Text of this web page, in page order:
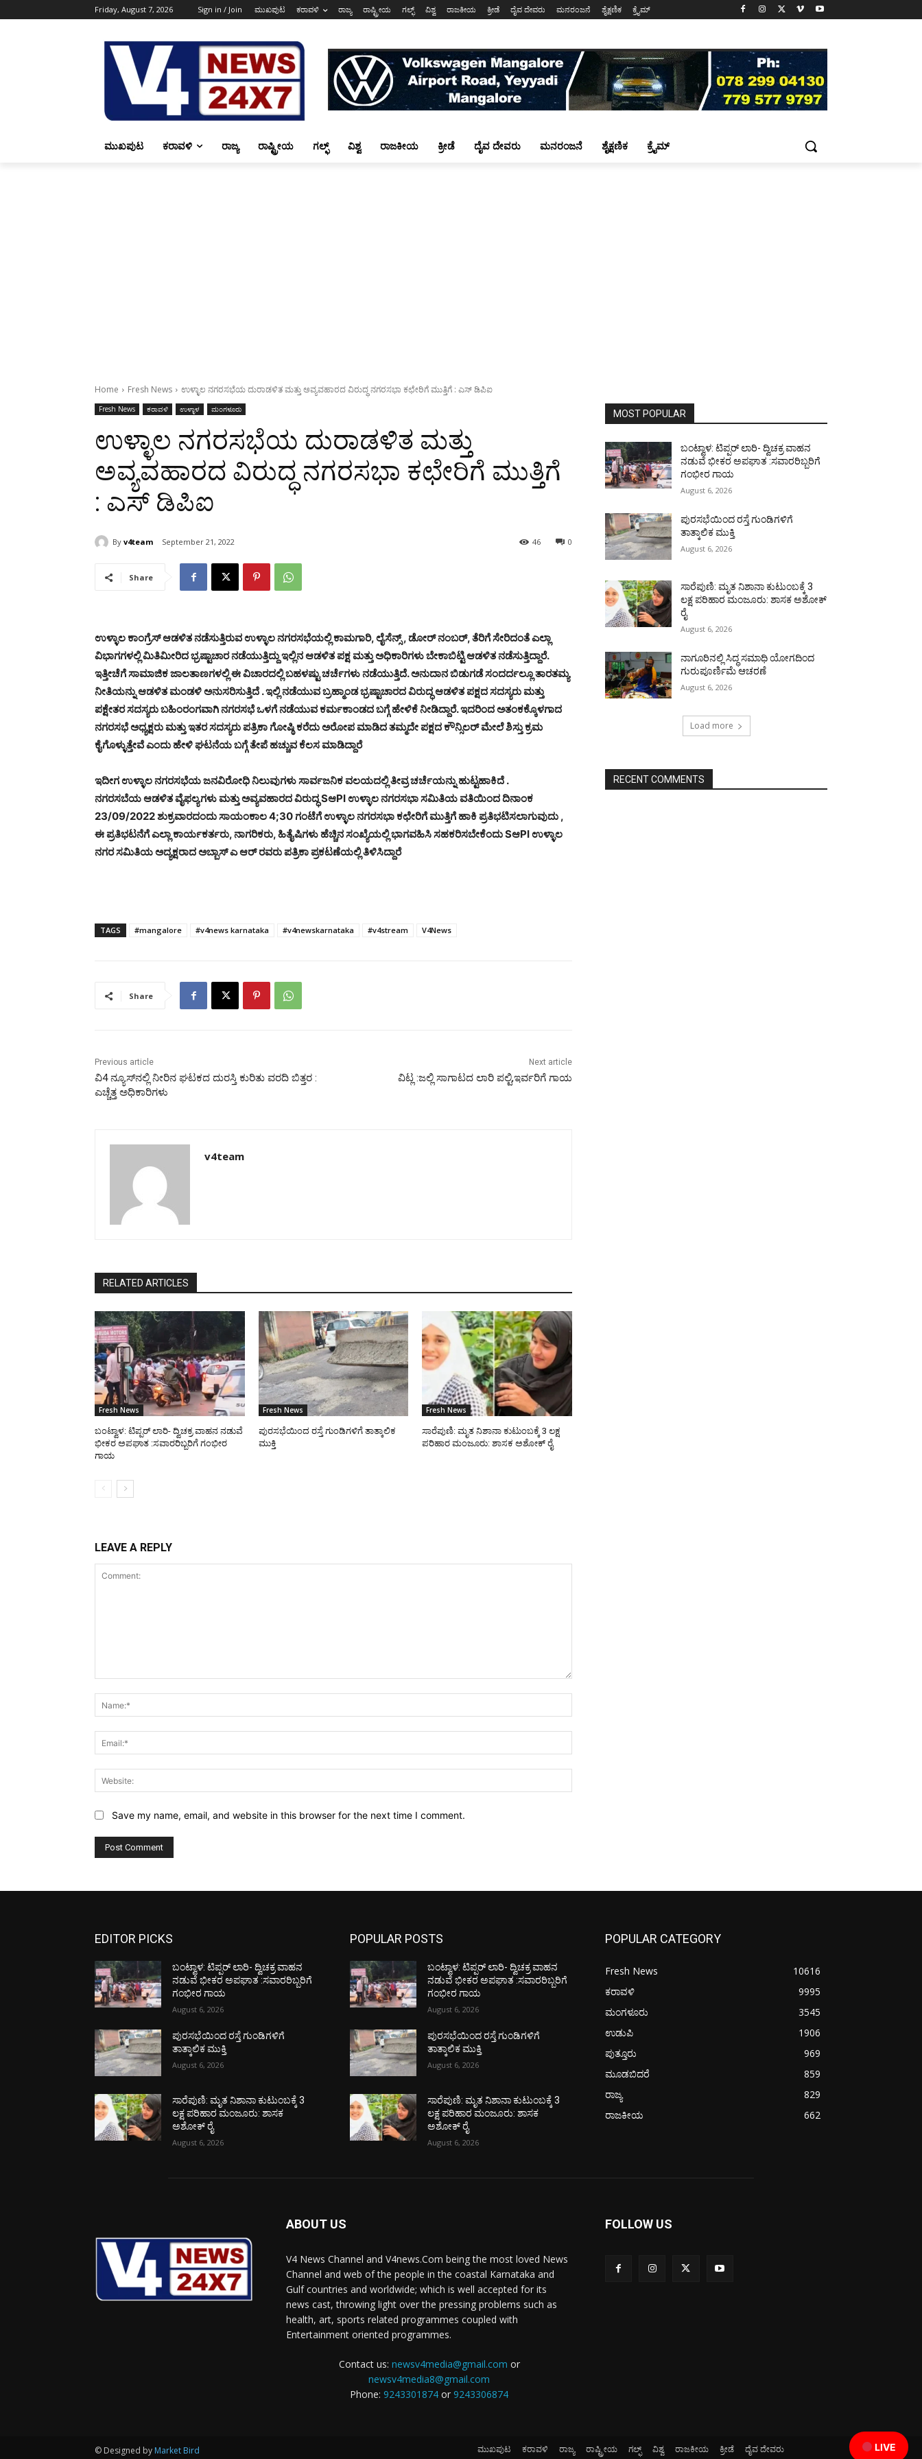
LIVE
Friday, August 7, 2026 Sign in / Join ಮುಖಪುಟ ಕರಾವಳಿ ರಾಜ್ಯ ರಾಷ್ಟ್ರೀಯ ಗಲ್ಫ್ ವಿಶ್ವ ರಾಜಕೀಯ ಕ್ರೀಡೆ ದೈವ ದೇವರು ಮನರಂಜನೆ ಶೈಕ್ಷಣಿಕ ಕ್ರೈಮ್
ಮುಖಪುಟ ಕರಾವಳಿ ರಾಜ್ಯ ರಾಷ್ಟ್ರೀಯ ಗಲ್ಫ್ ವಿಶ್ವ ರಾಜಕೀಯ ಕ್ರೀಡೆ ದೈವ ದೇವರು ಮನರಂಜನೆ ಶೈಕ್ಷಣಿಕ ಕ್ರೈಮ್
Home Fresh News ಉಳ್ಳಾಲ ನಗರಸಭೆಯ ದುರಾಡಳಿತ ಮತ್ತು ಅವ್ಯವಹಾರದ ವಿರುದ್ಧ ನಗರಸಭಾ ಕಛೇರಿಗೆ ಮುತ್ತಿಗೆ : ಎಸ್ ಡಿಪಿಐ
Fresh News ಕರಾವಳಿ ಉಳ್ಳಾಳ ಮಂಗಳೂರು
ಉಳ್ಳಾಲ ನಗರಸಭೆಯ ದುರಾಡಳಿತ ಮತ್ತು
ಅವ್ಯವಹಾರದ ವಿರುದ್ಧ ನಗರಸಭಾ ಕಛೇರಿಗೆ ಮುತ್ತಿಗೆ
: ಎಸ್ ಡಿಪಿಐ
By v4team September 21, 2022 0
46
Share
ಉಳ್ಳಾಲ ಕಾಂಗ್ರೆಸ್ ಆಡಳಿತ ನಡೆಸುತ್ತಿರುವ ಉಳ್ಳಾಲ ನಗರಸಭೆಯಲ್ಲಿ ಕಾಮಗಾರಿ, ಲೈಸೆನ್ಸ್ , ಡೋರ್ ನಂಬರ್, ತೆರಿಗೆ ಸೇರಿದಂತೆ ಎಲ್ಲಾ
ವಿಭಾಗಗಳಲ್ಲಿ ಮಿತಿಮೀರಿದ ಭ್ರಷ್ಟಾಚಾರ ನಡೆಯುತ್ತಿದ್ದು ಇಲ್ಲಿನ ಆಡಳಿತ ಪಕ್ಷ ಮತ್ತು ಅಧಿಕಾರಿಗಳು ಬೇಕಾಬಿಟ್ಟಿ ಆಡಳಿತ ನಡೆಸುತ್ತಿದ್ದಾರೆ.
ಇತ್ತೀಚೆಗೆ ಸಾಮಾಜಿಕ ಜಾಲತಾಣಗಳಲ್ಲಿ ಈ ವಿಚಾರದಲ್ಲಿ ಬಹಳಷ್ಟು ಚರ್ಚೆಗಳು ನಡೆಯುತ್ತಿದೆ. ಅನುದಾನ ಬಿಡುಗಡೆ ಸಂದರ್ದಲ್ಲೂ ತಾರತಮ್ಯ
ನೀತಿಯನ್ನು ಆಡಳಿತ ಮಂಡಳಿ ಅನುಸರಿಸುತ್ತಿದೆ . ಇಲ್ಲಿ ನಡೆಯುವ ಬ್ರಹ್ಮಾಂಡ ಭ್ರಷ್ಟಾಚಾರದ ವಿರುದ್ಧ ಆಡಳಿತ ಪಕ್ಷದ ಸದಸ್ಯರು ಮತ್ತು
ಪಕ್ಷೇತರ ಸದಸ್ಯರು ಬಹಿಂರಂಗವಾಗಿ ನಗರಸಭೆ ಒಳಗೆ ನಡೆಯುವ ಕರ್ಮಕಾಂಡದ ಬಗ್ಗೆ ಹೇಳಿಕೆ ನೀಡಿದ್ದಾರೆ. ಇದರಿಂದ ಅತಂಕಕ್ಕೊಳಗಾದ
ನಗರಸಭೆ ಅಧ್ಯಕ್ಷರು ಮತ್ತು ಇತರ ಸದಸ್ಯರು ಪತ್ರಿಕಾ ಗೋಷ್ಠಿ ಕರೆದು ಅರೋಪ ಮಾಡಿದ ತಮ್ಮದೇ ಪಕ್ಷದ ಕೌನ್ಸಿಲರ್ ಮೇಲೆ ಶಿಸ್ತು ಕ್ರಮ
ಕೈಗೊಳ್ಳುತ್ತೇವೆ ಎಂದು ಹೇಳಿ ಘಟನೆಯ ಬಗ್ಗೆ ತೇಪೆ ಹಚ್ಚುವ ಕೆಲಸ ಮಾಡಿದ್ದಾರೆ
ಇದೀಗ ಉಳ್ಳಾಲ ನಗರಸಭೆಯ ಜನವಿರೋಧಿ ನಿಲುವುಗಳು ಸಾರ್ವಜನಿಕ ವಲಯದಲ್ಲಿ ತೀವ್ರ ಚರ್ಚೆಯನ್ನು ಹುಟ್ಟಹಾಕಿದೆ .
ನಗರಸಬೆಯ ಆಡಳಿತ ವೈಫಲ್ಯಗಳು ಮತ್ತು ಅವ್ಯವಹಾರದ ವಿರುದ್ಧ SಆPI ಉಳ್ಳಾಲ ನಗರಸಭಾ ಸಮಿತಿಯ ವತಿಯಿಂದ ದಿನಾಂಕ
23/09/2022 ಶುಕ್ರವಾರದಂದು ಸಾಯಂಕಾಲ 4;30 ಗಂಟೆಗೆ ಉಳ್ಳಾಲ ನಗರಸಭಾ ಕಛೇರಿಗೆ ಮುತ್ತಿಗೆ ಹಾಕಿ ಪ್ರತಿಭಟಿಸಲಾಗುವುದು ,
ಈ ಪ್ರತಿಭಟನೆಗೆ ಎಲ್ಲಾ ಕಾರ್ಯಕರ್ತರು, ನಾಗರಿಕರು, ಹಿತೈಷಿಗಳು ಹೆಚ್ಚಿನ ಸಂಖ್ಯೆಯಲ್ಲಿ ಭಾಗವಹಿಸಿ ಸಹಕರಿಸಬೇಕೆಂದು SಆPI ಉಳ್ಳಾಲ
ನಗರ ಸಮಿತಿಯ ಅದ್ಯಕ್ಷರಾದ ಅಬ್ಬಾಸ್ ಎ ಆರ್ ರವರು ಪತ್ರಿಕಾ ಪ್ರಕಟಣೆಯಲ್ಲಿ ತಿಳಿಸಿದ್ದಾರೆ
TAGS #mangalore #v4news karnataka #v4newskarnataka #v4stream V4News
Share
Previous article
ವಿ4 ನ್ಯೂಸ್‍ನಲ್ಲಿ ನೀರಿನ ಘಟಕದ ದುರಸ್ತಿ ಕುರಿತು ವರದಿ ಬಿತ್ತರ :
ಎಚ್ಚೆತ್ತ ಅಧಿಕಾರಿಗಳು
Next article
ವಿಟ್ಲ :ಜಲ್ಲಿ ಸಾಗಾಟದ ಲಾರಿ ಪಲ್ಟಿ,ಇರ್ವರಿಗೆ ಗಾಯ
v4team
RELATED ARTICLES
Fresh News
ಬಂಟ್ವಾಳ: ಟಿಪ್ಪರ್ ಲಾರಿ- ದ್ವಿಚಕ್ರ ವಾಹನ ನಡುವೆ
ಭೀಕರ ಅಪಘಾತ :ಸವಾರರಿಬ್ಬರಿಗೆ ಗಂಭೀರ
ಗಾಯ
Fresh News
ಪುರಸಭೆಯಿಂದ ರಸ್ತೆ ಗುಂಡಿಗಳಿಗೆ ತಾತ್ಕಾಲಿಕ
ಮುಕ್ತಿ
Fresh News
ಸಾರೆಪುಣಿ: ಮೃತ ನಿಶಾನಾ ಕುಟುಂಬಕ್ಕೆ 3 ಲಕ್ಷ
ಪರಿಹಾರ ಮಂಜೂರು: ಶಾಸಕ ಅಶೋಕ್ ರೈ
LEAVE A REPLY
Save my name, email, and website in this browser for the next time I comment.
MOST POPULAR
ಬಂಟ್ವಾಳ: ಟಿಪ್ಪರ್ ಲಾರಿ- ದ್ವಿಚಕ್ರ ವಾಹನ
ನಡುವೆ ಭೀಕರ ಅಪಘಾತ :ಸವಾರರಿಬ್ಬರಿಗೆ
ಗಂಭೀರ ಗಾಯ
August 6, 2026
ಪುರಸಭೆಯಿಂದ ರಸ್ತೆ ಗುಂಡಿಗಳಿಗೆ
ತಾತ್ಕಾಲಿಕ ಮುಕ್ತಿ
August 6, 2026
ಸಾರೆಪುಣಿ: ಮೃತ ನಿಶಾನಾ ಕುಟುಂಬಕ್ಕೆ 3
ಲಕ್ಷ ಪರಿಹಾರ ಮಂಜೂರು: ಶಾಸಕ ಅಶೋಕ್
ರೈ
August 6, 2026
ನಾಗೂರಿನಲ್ಲಿ ಸಿದ್ಧ ಸಮಾಧಿ ಯೋಗದಿಂದ
ಗುರುಪೂರ್ಣಿಮೆ ಆಚರಣೆ
August 6, 2026
Load more
RECENT COMMENTS
EDITOR PICKS
ಬಂಟ್ವಾಳ: ಟಿಪ್ಪರ್ ಲಾರಿ- ದ್ವಿಚಕ್ರ ವಾಹನ
ನಡುವೆ ಭೀಕರ ಅಪಘಾತ :ಸವಾರರಿಬ್ಬರಿಗೆ
ಗಂಭೀರ ಗಾಯ
August 6, 2026
ಪುರಸಭೆಯಿಂದ ರಸ್ತೆ ಗುಂಡಿಗಳಿಗೆ
ತಾತ್ಕಾಲಿಕ ಮುಕ್ತಿ
August 6, 2026
ಸಾರೆಪುಣಿ: ಮೃತ ನಿಶಾನಾ ಕುಟುಂಬಕ್ಕೆ 3
ಲಕ್ಷ ಪರಿಹಾರ ಮಂಜೂರು: ಶಾಸಕ
ಅಶೋಕ್ ರೈ
August 6, 2026
POPULAR POSTS
ಬಂಟ್ವಾಳ: ಟಿಪ್ಪರ್ ಲಾರಿ- ದ್ವಿಚಕ್ರ ವಾಹನ
ನಡುವೆ ಭೀಕರ ಅಪಘಾತ :ಸವಾರರಿಬ್ಬರಿಗೆ
ಗಂಭೀರ ಗಾಯ
August 6, 2026
ಪುರಸಭೆಯಿಂದ ರಸ್ತೆ ಗುಂಡಿಗಳಿಗೆ
ತಾತ್ಕಾಲಿಕ ಮುಕ್ತಿ
August 6, 2026
ಸಾರೆಪುಣಿ: ಮೃತ ನಿಶಾನಾ ಕುಟುಂಬಕ್ಕೆ 3
ಲಕ್ಷ ಪರಿಹಾರ ಮಂಜೂರು: ಶಾಸಕ
ಅಶೋಕ್ ರೈ
August 6, 2026
POPULAR CATEGORY
Fresh News
10616
ಕರಾವಳಿ
9995
ಮಂಗಳೂರು
3545
ಉಡುಪಿ
1906
ಪುತ್ತೂರು
969
ಮೂಡಬಿದರೆ
859
ರಾಜ್ಯ
829
ರಾಜಕೀಯ
662
ABOUT US
V4 News Channel and V4news.Com being the most loved News
Channel and web of the people in the coastal Karnataka and
Gulf countries and worldwide; which is well accepted for its
news cast, throwing light over the pressing problems such as
health, art, sports related programmes coupled with
Entertainment oriented programmes.
Contact us: newsv4media@gmail.com or
newsv4media8@gmail.com
Phone: 9243301874 or 9243306874
FOLLOW US
© Designed by Market Bird ಮುಖಪುಟ ಕರಾವಳಿ ರಾಜ್ಯ ರಾಷ್ಟ್ರೀಯ ಗಲ್ಫ್ ವಿಶ್ವ ರಾಜಕೀಯ ಕ್ರೀಡೆ
ದೈವ ದೇವರು